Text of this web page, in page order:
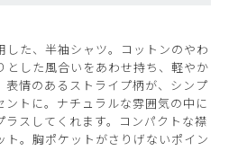
した、半袖シャツ。コットンのやわ
とした風合いをあわせ持ち、軽やか
表情のあるストライプ柄が、シンプ
ントに。ナチュラルな雰囲気の中に
ラスしてくれます。コンパクトな襟
ト。胸ポケットがさりげないポイン